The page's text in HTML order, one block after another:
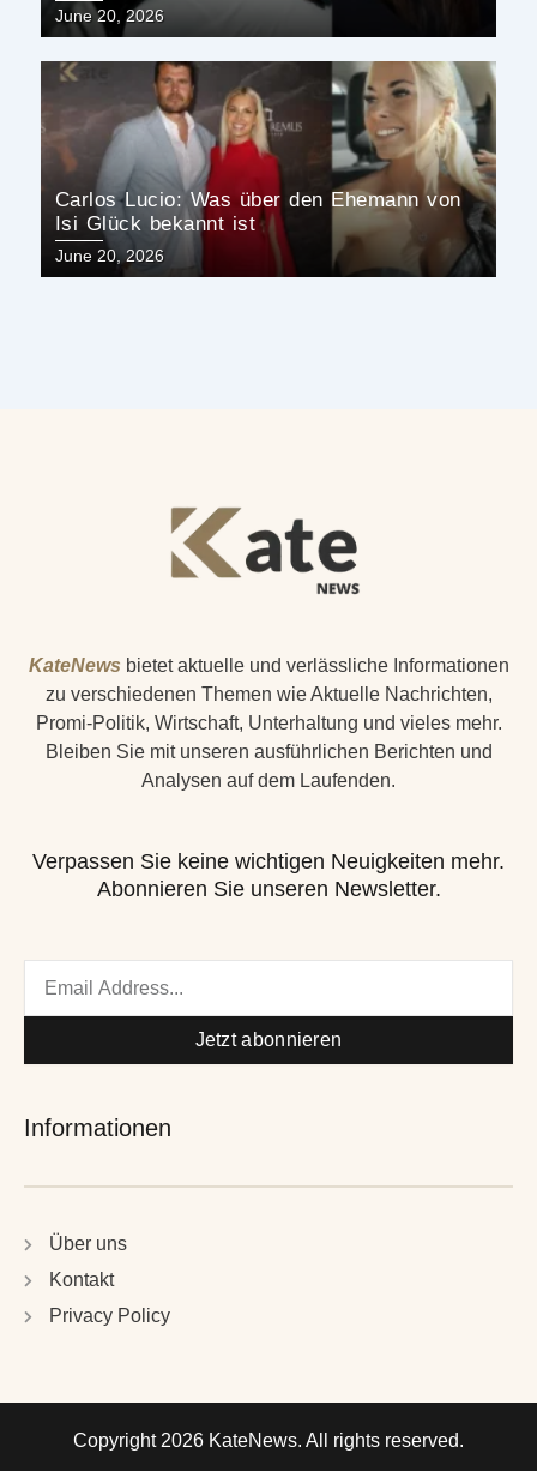
Posted
on
June 20, 2026
Carlos Lucio: Was über den Ehemann von
Isi Glück bekannt ist
Posted
on
June 20, 2026
KateNews bietet aktuelle und verlässliche Informationen
zu verschiedenen Themen wie Aktuelle Nachrichten,
Promi-Politik, Wirtschaft, Unterhaltung und vieles mehr.
Bleiben Sie mit unseren ausführlichen Berichten und
Analysen auf dem Laufenden.
Verpassen Sie keine wichtigen Neuigkeiten mehr.
Abonnieren Sie unseren Newsletter.
Jetzt abonnieren
Informationen
Über uns
Kontakt
Privacy Policy
Copyright 2026 KateNews. All rights reserved.